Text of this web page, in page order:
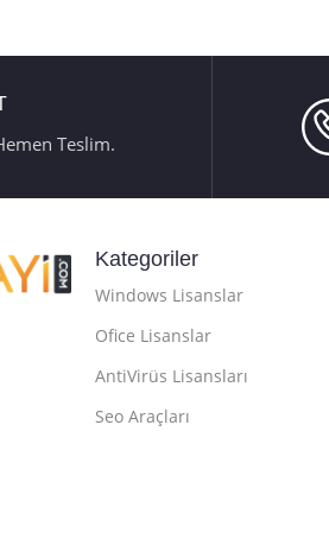
Teslim.
Kategoriler
Windows Lisanslar
Ofice Lisanslar
AntiVirüs Lisansları
Seo Araçları